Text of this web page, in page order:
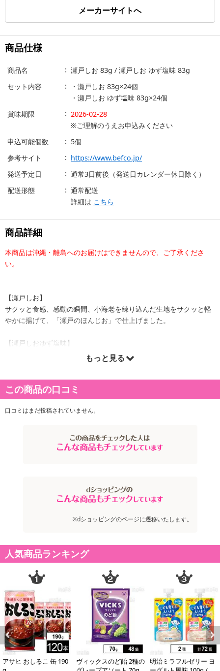
メーカーサイトへ
商品仕様
商品名
瀬戸しお 83g / 瀬戸しお ゆず塩味 83g
セット内容
・瀬戸しお 83g×24個
・瀬戸しお ゆず塩味 83g×24個
賞味期限
2026-02-28
※ご理解のうえお申込みください
申込可能個数
5個
参考サイト
https://www.befco.jp/
発送予定日
通常3日前後（発送日カレンダー休日除く）
配送形態
通常配送
詳細は こちら
商品詳細
本商品は沖縄・離島へのお届けはできませんので、ご了承くださ
い。
【瀬戸しお】
サクッと食感、感動の瞬間、小海老を練り込んだ生地をサクッと軽
やかに揚げて、「瀬戸のほんじお」で仕上げました。
【瀬戸しおゆず塩味】
サクッと食感、感動の瞬間、小海老を練り込んだ生地をサクッと軽
やかに揚げて、高知県産ゆずと「瀬戸のほんじお」で仕上げまし
【瀬戸しお】
もっと見る
この商品の口コミ
口コミはまだ投稿されていません。
※dショッピングのページに遷移いたします。
人気商品ランキング
Previous
アサヒ おしるこ 缶 190
ヴィックスのど飴 2種の 明治ミラフルゼリー ヨ
Next